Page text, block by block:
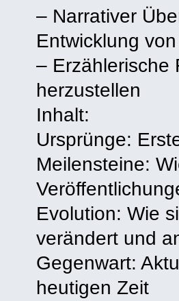
– Narrativer
Entwicklung
– Erzählerische
herzustellen
Inhalt:
Ursprünge:
Meilensteine:
Evolution: Wie
verändert und
Gegenwart:
heutigen Zeit